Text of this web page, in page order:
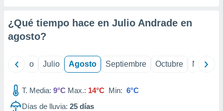
¿Qué tiempo hace en Julio Andrade en
agosto?
Junio Julio Agosto Septiembre Octubre
T. Media: 9°C Max.: 14°C Min: 6°C
Días de lluvia: 25 días